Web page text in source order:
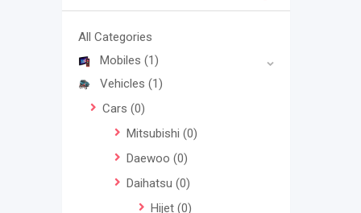
All Categories
Mobiles (1)
Vehicles (1)
Cars (0)
Mitsubishi (0)
Daewoo (0)
Daihatsu (0)
Hijet (0)